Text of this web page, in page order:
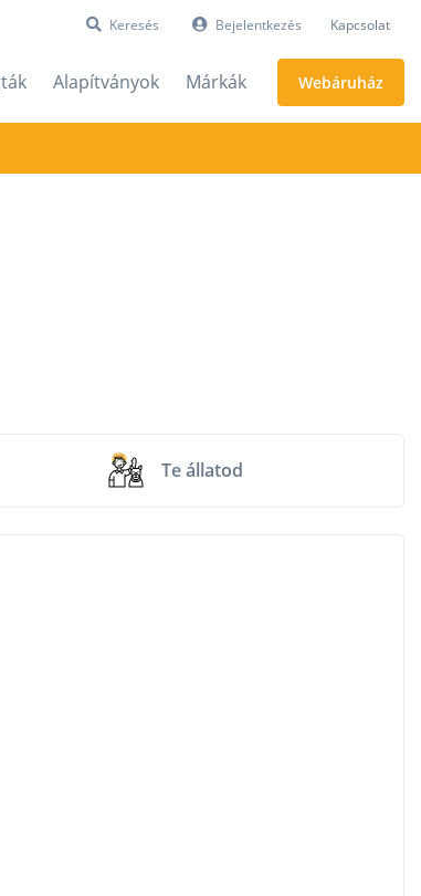
Keresés Bejelentkezés Kapcsolat
Alapítványok Márkák Webáruház
Te állatod